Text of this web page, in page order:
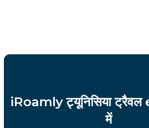
iRoamly ट्यूनिसिया ट्रैवल
में